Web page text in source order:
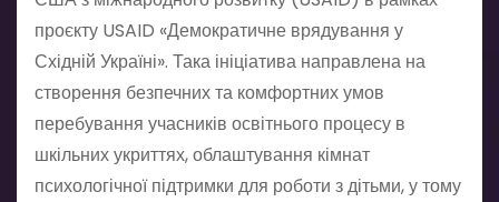
проєкту USAID «Демократичне врядування у
Східній Україні». Така ініціатива направлена на
створення безпечних та комфортних умов
перебування учасників освітнього процесу в
шкільних укриттях, облаштування кімнат
психологічної підтримки для роботи з дітьми, у тому